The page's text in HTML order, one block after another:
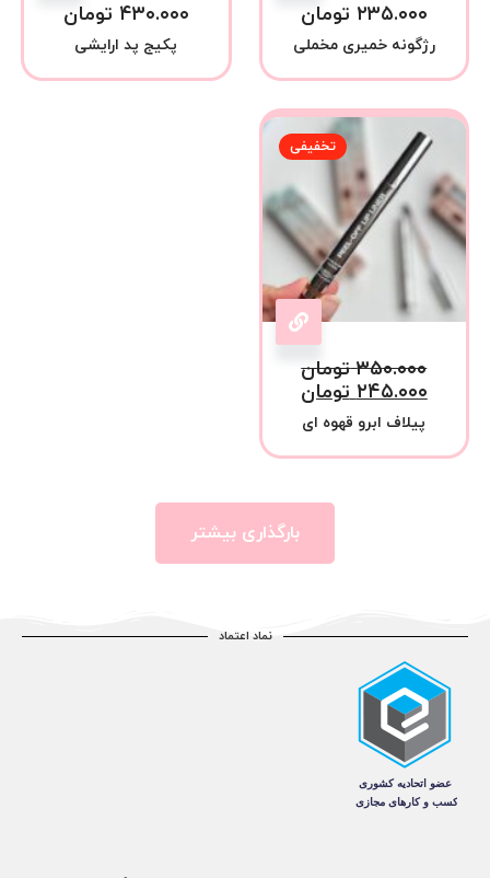
۲۳۵.۰۰۰ تومان
رژگونه خمیری مخملی
۴۳۰.۰۰۰ تومان
پکیج پد ارایشی
تخفیفی
۳۵۰.۰۰۰ تومان
۲۴۵.۰۰۰ تومان
پیلاف ابرو قهوه ای
بارگذاری بیشتر
نماد اعتماد